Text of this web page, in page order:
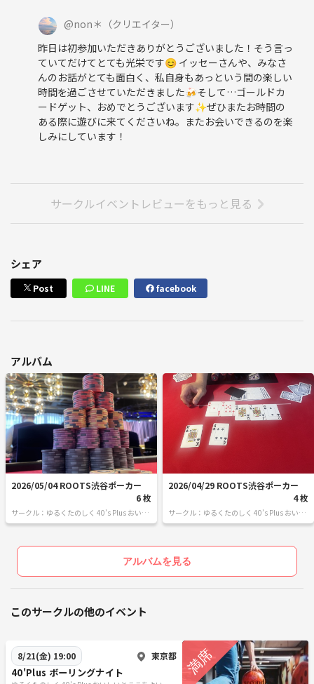
@non＊ （クリエイター）
昨日は初参加いただきありがとうございました！そう言っ
ていてだけてとても光栄です😊 イッセーさんや、みなさ
んのお話がとても面白く、私自身もあっという間の楽しい
時間を過ごさせていただきました🍻そして…ゴールドカ
ードゲット、おめでとうございます✨ぜひまたお時間の
ある際に遊びに来てくださいね。またお会いできるのを楽
しみにしています！
サークルイベントレビューをもっと見る
シェア
Post LINE facebook
アルバム
2026/05/04 ROOTS渋谷ポーカー
6 枚
サークル：ゆるくたのしく 40’s Plus おいし
いとここちよい時間を
2026/04/29 ROOTS渋谷ポーカー
4 枚
サークル：ゆるくたのしく 40’s Plus おいし
いとここちよい時間を
アルバムを見る
このサークルの他のイベント
8/21(金) 19:00 東京都
40'Plus ボーリングナイト